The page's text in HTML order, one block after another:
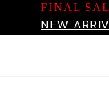
FINAL
NEW